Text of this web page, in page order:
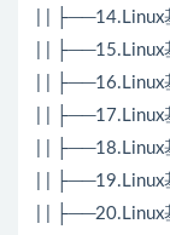
| | ├──14.Linux
| | ├──15.Linux
| | ├──16.Linux
| | ├──17.Linux
| | ├──18.Linux
| | ├──19.Linux
| | ├──20.Linux